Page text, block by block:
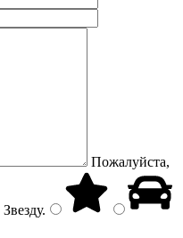
Пожалуйста,
Звезду.